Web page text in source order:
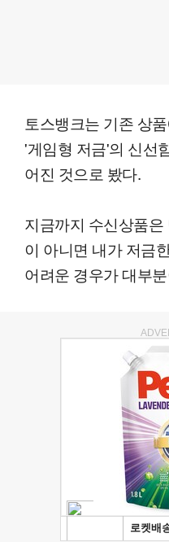
토스뱅크는 기존 상
'게임형 저금'의 신선
어진 것으로 봤다.
지금까지 수신상품
이 아니면 내가 저금
어려운 경우가 대부